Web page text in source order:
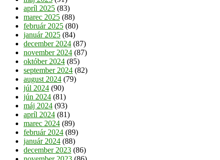
apríl 2025 (83)
marec 2025 (88)
február 2025 (80)
január 2025 (84)
december 2024 (87)
november 2024 (87)
október 2024 (85)
september 2024 (82)
august 2024 (79)
júl 2024 (90)
jún 2024 (81)
máj 2024 (93)
apríl 2024 (81)
marec 2024 (89)
február 2024 (89)
január 2024 (88)
december 2023 (86)